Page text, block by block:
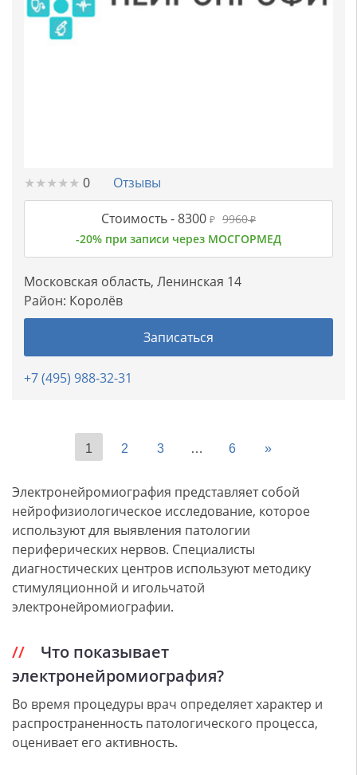
★★★★★
★★★★★ 0 Отзывы
Стоимость -8300 ₽ 9960₽
-20% при записи через МОСГОРМЕД
Московская область, Ленинская 14
Район: Королёв
Записаться
+7 (495) 988-32-31
1 2 3 … 6 »
Электронейромиография представляет собой
нейрофизиологическое исследование, которое
используют для выявления патологии
периферических нервов. Специалисты
диагностических центров используют методику
стимуляционной и игольчатой
электронейромиографии.
Что показывает
электронейромиография?
Во время процедуры врач определяет характер и
распространенность патологического процесса,
оценивает его активность.